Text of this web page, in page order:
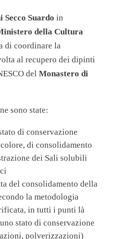
Secco Suardo in
della Cultura
di coordinare la
al recupero dei dipinti
del Monastero di
sono state:
di conservazione
di consolidamento
dei Sali solubili
del consolidamento della
la metodologia
in tutti i punti là
stato di conservazione
polverizzazioni)